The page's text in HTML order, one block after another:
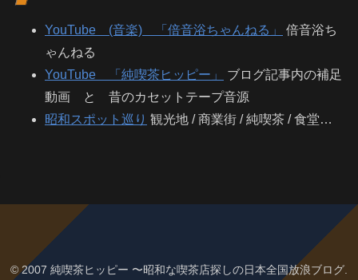
YouTube (音楽) 「倍音浴ちゃんねる」
倍音浴ち
ゃんねる
YouTube 「純喫茶ヒッピー」
ブログ記事内の補足
動画 と 昔のカセットテープ音源
昭和スポット巡り 観光地 / 商業街 / 純喫茶 / 食堂…
© 2007 純喫茶ヒッピー 〜昭和な喫茶店探しの日本全国放浪ブログ.